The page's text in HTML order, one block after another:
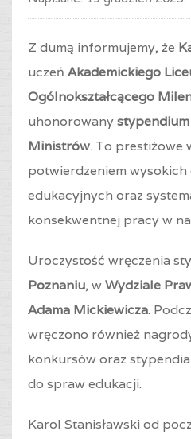
Z dumą informujemy, że
uczeń Akademickiego
Ogólnokształcącego
uhonorowanystypendium
Ministrów. To prestiżowe
potwierdzeniem wysokich
edukacyjnych oraz
konsekwentnej pracy w
Uroczystość wręczenia
Poznaniu, wWydziale
Adama Mickiewicza.
wręczono również
konkursów oraz
do spraw edukacji.
Karol Stanisławski od